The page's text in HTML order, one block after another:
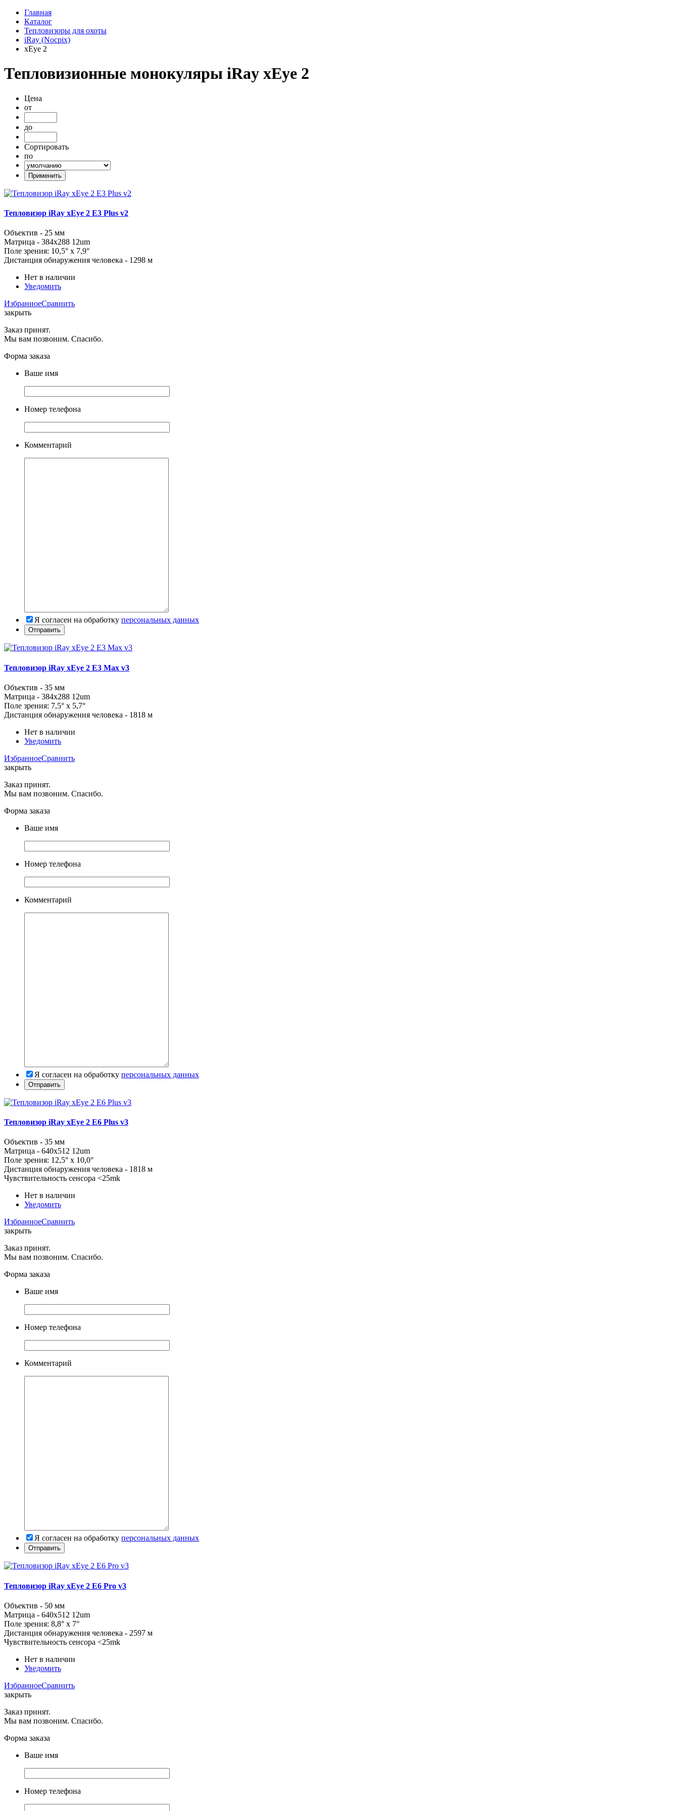
Главная
Каталог
Тепловизоры для охоты
iRay (Nocpix)
xEye 2
Тепловизионные монокуляры iRay xEye 2
Цена
от
до
Сортировать
по
Тепловизор iRay xEye 2 E3 Plus v2
Объектив - 25 мм
Матрица - 384x288 12um
Поле зрения: 10,5° x 7,9°
Дистанция обнаружения человека - 1298 м
Нет в наличии
Уведомить
ИзбранноеСравнить
закрыть
Заказ принят.
Мы вам позвоним. Спасибо.
Форма заказа
Ваше имя
Номер телефона
Комментарий
Я согласен на обработку персональных данных
Тепловизор iRay xEye 2 E3 Max v3
Объектив - 35 мм
Матрица - 384x288 12um
Поле зрения: 7,5° x 5,7°
Дистанция обнаружения человека - 1818 м
Нет в наличии
Уведомить
ИзбранноеСравнить
закрыть
Заказ принят.
Мы вам позвоним. Спасибо.
Форма заказа
Ваше имя
Номер телефона
Комментарий
Я согласен на обработку персональных данных
Тепловизор iRay xEye 2 E6 Plus v3
Объектив - 35 мм
Матрица - 640x512 12um
Поле зрения: 12,5° x 10,0°
Дистанция обнаружения человека - 1818 м
Чувствительность сенсора <25mk
Нет в наличии
Уведомить
ИзбранноеСравнить
закрыть
Заказ принят.
Мы вам позвоним. Спасибо.
Форма заказа
Ваше имя
Номер телефона
Комментарий
Я согласен на обработку персональных данных
Тепловизор iRay xEye 2 E6 Pro v3
Объектив - 50 мм
Матрица - 640x512 12um
Поле зрения: 8,8° x 7°
Дистанция обнаружения человека - 2597 м
Чувствительность сенсора <25mk
Нет в наличии
Уведомить
ИзбранноеСравнить
закрыть
Заказ принят.
Мы вам позвоним. Спасибо.
Форма заказа
Ваше имя
Номер телефона